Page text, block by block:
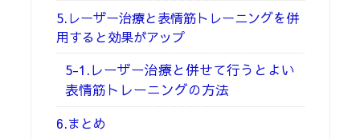
5.レーザー治療と表情筋トレーニングを併
用すると効果がアップ
5-1.レーザー治療と併せて行うとよい
表情筋トレーニングの方法
6.まとめ